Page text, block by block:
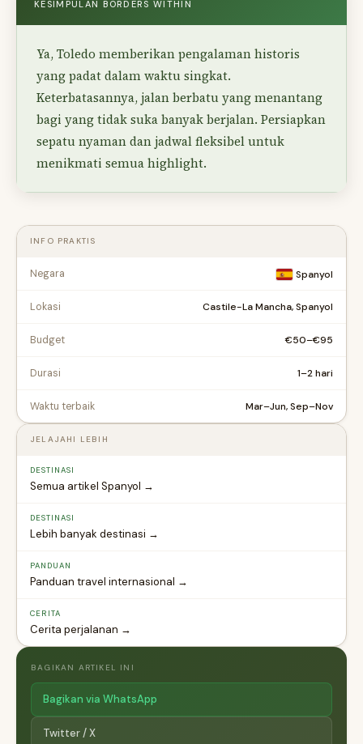
KESIMPULAN BORDERS WITHIN
Ya, Toledo memberikan pengalaman historis
yang padat dalam waktu singkat.
Keterbatasannya, jalan berbatu yang menantang
bagi yang tidak suka banyak berjalan. Persiapkan
sepatu nyaman dan jadwal fleksibel untuk
menikmati semua highlight.
INFO PRAKTIS
Negara Spanyol
Lokasi Castile-La Mancha, Spanyol
Budget €50–€95
Durasi 1–2 hari
Waktu terbaik Mar–Jun, Sep–Nov
JELAJAHI LEBIH
DESTINASI
Semua artikel Spanyol →
DESTINASI
Lebih banyak destinasi →
PANDUAN
Panduan travel internasional →
CERITA
Cerita perjalanan →
BAGIKAN ARTIKEL INI
Bagikan via WhatsApp
Twitter / X